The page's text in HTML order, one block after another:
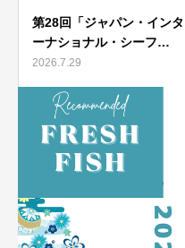
第28回「ジャパン・インタ
ーナショナル・シーフ…
2026.7.29